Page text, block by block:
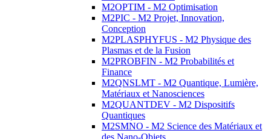
M2OPTIM - M2 Optimisation
M2PIC - M2 Projet, Innovation,
Conception
M2PLASPHYFUS - M2 Physique des
Plasmas et de la Fusion
M2PROBFIN - M2 Probabilités et
Finance
M2QNSLMT - M2 Quantique, Lumière,
Matériaux et Nanosciences
M2QUANTDEV - M2 Dispositifs
Quantiques
M2SMNO - M2 Science des Matériaux et
des Nano-Objets